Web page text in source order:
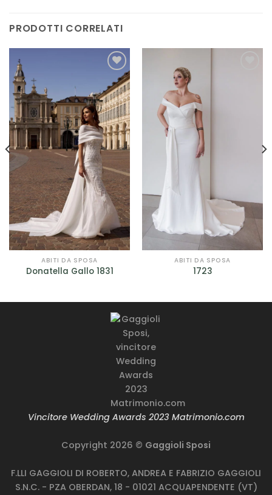
PRODOTTI CORRELATI
AGGIUNGI
ALLA TUA
LISTA DEI
DESIDERI
ABITI DA SPOSA
Donatella Gallo 1831
ABITI DA SPOSA
1723
Vincitore Wedding Awards 2023 Matrimonio.com
Copyright 2026 © Gaggioli Sposi
F.LLI GAGGIOLI DI ROBERTO, ANDREA E FABRIZIO GAGGIOLI
S.N.C. - PZA OBERDAN, 18 - 01021 ACQUAPENDENTE (VT)